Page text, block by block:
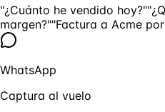
"¿Cuánto he vendido hoy?"
margen?""Factura a Acme
WhatsApp
Captura al vuelo